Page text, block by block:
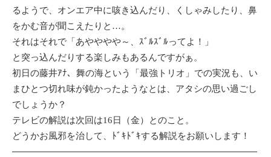
るようで、オンエア中に咳き込んだり、くしゃみしたり、鼻
をかむ音が聞こえたりと…。
それはそれで「あやややや～、ｽﾞﾙｽﾞﾙってよ！」
と突っ込んだりする楽しみもあるんですがぁ。
初日の藤井ｱﾅ、舞の海という「最強トリオ」での実況も、い
まひとつ切れ味が鈍かったようなとは、アタシの思い過ごし
でしょうか？
テレビの解説は次回は16日（金）とのこと。
どうかお風邪を治して、ﾄﾞｷﾄﾞｷする解説をお願いします！
———————————————————————————